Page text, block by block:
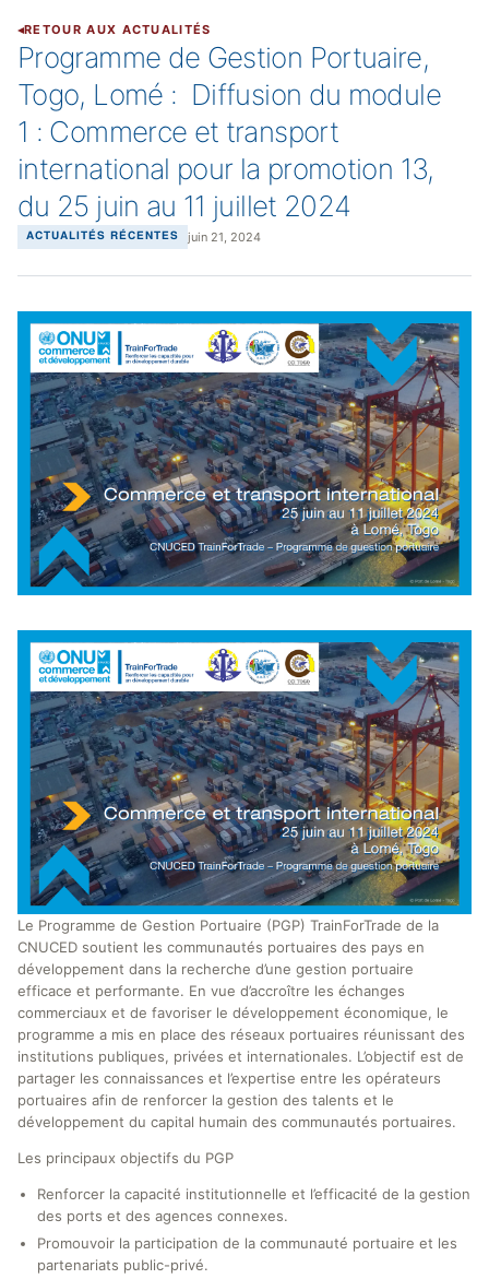
RETOUR AUX ACTUALITÉS
Programme de Gestion Portuaire,
Togo, Lomé : Diffusion du module
1 : Commerce et transport
international pour la promotion 13,
du 25 juin au 11 juillet 2024
ACTUALITÉS RÉCENTES juin 21, 2024
Le Programme de Gestion Portuaire (PGP) TrainForTrade de la
CNUCED soutient les communautés portuaires des pays en
développement dans la recherche d’une gestion portuaire
efficace et performante. En vue d’accroître les échanges
commerciaux et de favoriser le développement économique, le
programme a mis en place des réseaux portuaires réunissant des
institutions publiques, privées et internationales. L’objectif est de
partager les connaissances et l’expertise entre les opérateurs
portuaires afin de renforcer la gestion des talents et le
développement du capital humain des communautés portuaires.
Les principaux objectifs du PGP
Renforcer la capacité institutionnelle et l’efficacité de la gestion
des ports et des agences connexes.
Promouvoir la participation de la communauté portuaire et les
partenariats public-privé.